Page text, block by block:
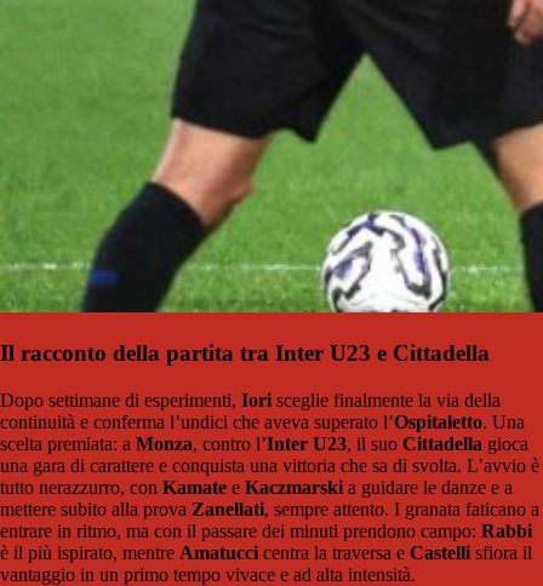
Il racconto della partita tra Inter U23 e Cittadella
Dopo settimane di esperimenti, Iori sceglie finalmente la via della
continuità e conferma l’undici che aveva superato l’Ospitaletto. Una
scelta premiata: a Monza, contro l’Inter U23, il suo Cittadella gioca
una gara di carattere e conquista una vittoria che sa di svolta. L’avvio è
tutto nerazzurro, con Kamate e Kaczmarski a guidare le danze e a
mettere subito alla prova Zanellati, sempre attento. I granata faticano a
entrare in ritmo, ma con il passare dei minuti prendono campo: Rabbi
è il più ispirato, mentre Amatucci centra la traversa e Castelli sfiora il
vantaggio in un primo tempo vivace e ad alta intensità.